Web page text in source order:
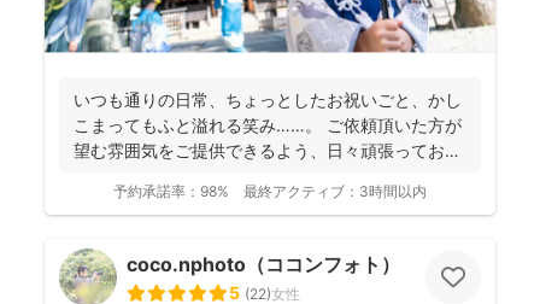
いつも通りの日常、ちょっとしたお祝いごと、かし
こまってもふと溢れる笑み……。 ご依頼頂いた方が
望む雰囲気をご提供できるよう、日々頑張っており
予約承諾率： 98% 最終アクティブ： 3時間以内
coco.nphoto（ココンフォト）
5 (22)女性